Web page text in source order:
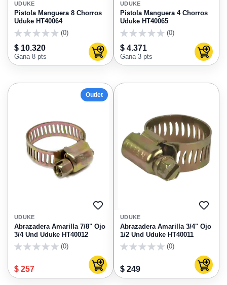
FAVORITOS
UDUKE
Pistola Manguera 8 Chorros
Uduke HT40064
(0)
$ 10.320
Gana 8 pts Agregar al carrito
UDUKE
Pistola Manguera 4 Chorros
Uduke HT40065
(0)
$ 4.371
Gana 3 pts
Outlet
AGREGAR
FAVORITOS
UDUKE
Abrazadera Amarilla 7/8" Ojo
3/4 Und Uduke HT40012
(0)
$ 257 Agregar al carrito
UDUKE
Abrazadera Amarilla 3/4" Ojo
1/2 Und Uduke HT40011
(0)
$ 249